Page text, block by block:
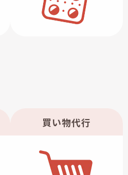
買い物代行